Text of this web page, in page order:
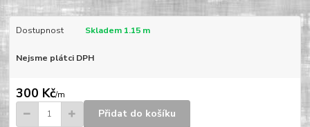
Dostupnost Skladem 1.15 m
Nejsme plátci DPH
300 Kč/m
Přidat do košíku